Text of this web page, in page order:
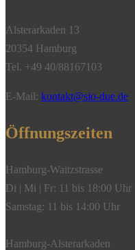
Alsterarkaden 13
20354 Hamburg
Tel. +49 40/88167103
E-Mail: kontakt@sio-due.de
Öffnungszeiten
Hamburg-Waitzstrasse
Di | Mi | Fr: 11 bis 18:00 Uhr
Samstag: 11 bis 14:00 Uhr
Hamburg-Alsterarkaden